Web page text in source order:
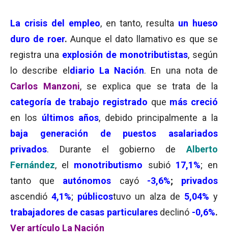
La crisis del empleo, en tanto, resulta un hueso
duro de roer.Aunque el dato llamativo es que se
registra una explosión de monotributistas, según
lo describe el diario La Nación. En una nota de
Carlos Manzoni, se explica que se trata de la
categoría de trabajo registrado que más creció
en los últimos años, debido principalmente a la
baja generación de puestos asalariados
privados. Durante el gobierno de Alberto
Fernández, el monotributismo subió 17,1%; en
tanto que autónomos cayó -3,6%; privados
ascendió4,1%; públicostuvo un alza de 5,04% y
trabajadores de casas particulares declinó -0,6%.
Ver artículo La Nación